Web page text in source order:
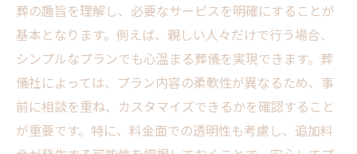
葬の趣旨を理解し、必要なサービスを明確にすることが
基本となります。例えば、親しい人々だけで行う場合、
シンプルなプランでも心温まる葬儀を実現できます。葬
儀社によっては、プラン内容の柔軟性が異なるため、事
前に相談を重ね、カスタマイズできるかを確認すること
が重要です。特に、料金面での透明性も考慮し、追加料